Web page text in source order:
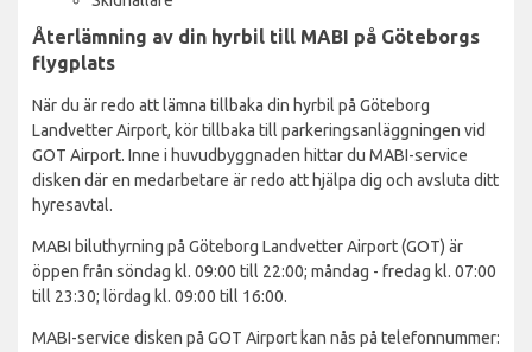
Återlämning av din hyrbil till MABI på Göteborgs
flygplats
När du är redo att lämna tillbaka din hyrbil på Göteborg
Landvetter Airport, kör tillbaka till parkeringsanläggningen vid
GOT Airport. Inne i huvudbyggnaden hittar du MABI-service
disken där en medarbetare är redo att hjälpa dig och avsluta ditt
hyresavtal.
MABI biluthyrning på Göteborg Landvetter Airport (GOT) är
öppen från söndag kl. 09:00 till 22:00; måndag - fredag kl. 07:00
till 23:30; lördag kl. 09:00 till 16:00.
MABI-service disken på GOT Airport kan nås på telefonnummer: